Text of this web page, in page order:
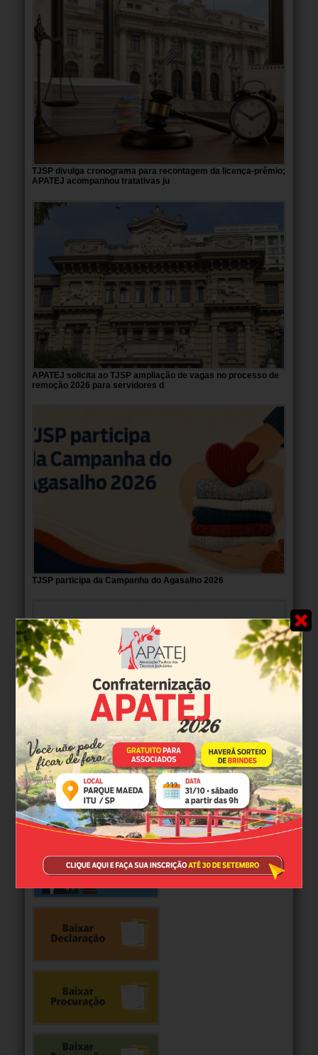
TJSP divulga cronograma para recontagem da licença-prêmio;
APATEJ acompanhou tratativas ju
APATEJ solicita ao TJSP ampliação de vagas no processo de
remoção 2026 para servidores d
TJSP participa da Campanha do Agasalho 2026
TJ-SP abre prazo para preenchimento do Acordo de
Desempenho 2027
MAIS NOTÍCIAS